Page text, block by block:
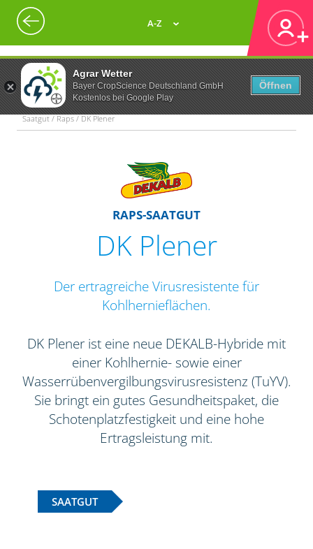
Agrar Wetter
Bayer CropScience Deutschland GmbH
Kostenlos bei Google Play
Öffnen
A-Z
Saatgut / Raps / DK Plener
RAPS-SAATGUT
DK Plener
Der ertragreiche Virusresistente für
Kohlhernieflächen.
DK Plener ist eine neue DEKALB-Hybride mit
einer Kohlhernie- sowie einer
Wasserrübenvergilbungsvirusresistenz (TuYV).
Sie bringt ein gutes Gesundheitspaket, die
Schotenplatzfestigkeit und eine hohe
Ertragsleistung mit.
SAATGUT